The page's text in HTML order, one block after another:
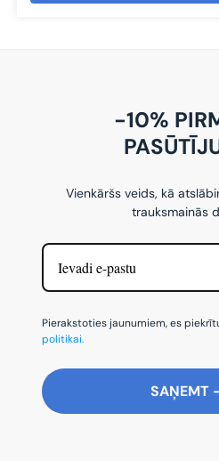
-10%
Vienkāršs veids, kā
trauksmainās
Pierakstoties jaunumiem, es
politikai.
SAŅEMT